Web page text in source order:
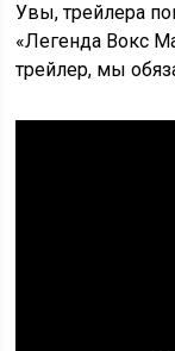
Увы, трейлера
«Легенда Вокс
трейлер, мы